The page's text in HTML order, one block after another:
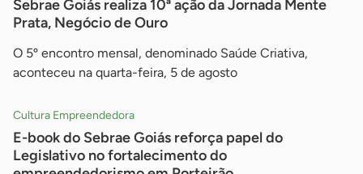
Sebrae Goiás realiza 10ª ação da Jornada Mente
Prata, Negócio de Ouro
O 5º encontro mensal, denominado Saúde Criativa,
aconteceu na quarta-feira, 5 de agosto
Cultura Empreendedora
E-book do Sebrae Goiás reforça papel do
Legislativo no fortalecimento do